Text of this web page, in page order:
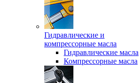
Гидравлические и
компрессорные масла
Гидравлические масла
Компрессорные масла